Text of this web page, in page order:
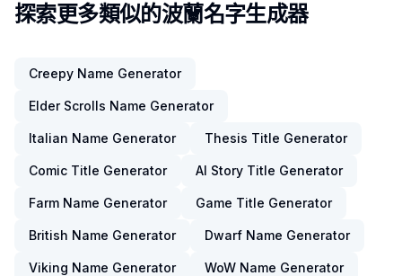
探索更多類似的波蘭名字生成器
Creepy Name Generator
Elder Scrolls Name Generator
Italian Name Generator Thesis Title Generator
Comic Title Generator AI Story Title Generator
Farm Name Generator Game Title Generator
British Name Generator Dwarf Name Generator
Viking Name Generator WoW Name Generator